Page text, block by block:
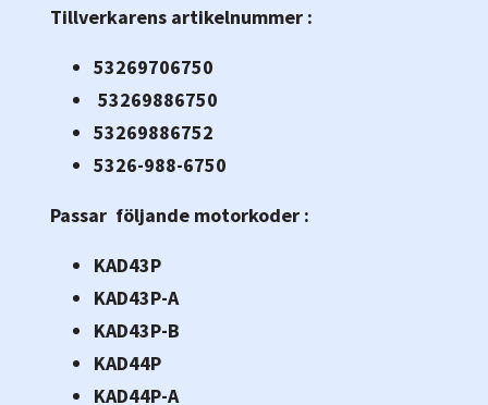
Tillverkarens artikelnummer :
53269706750
53269886750
53269886752
5326-988-6750
Passar följande motorkoder :
KAD43P
KAD43P-A
KAD43P-B
KAD44P
KAD44P-A